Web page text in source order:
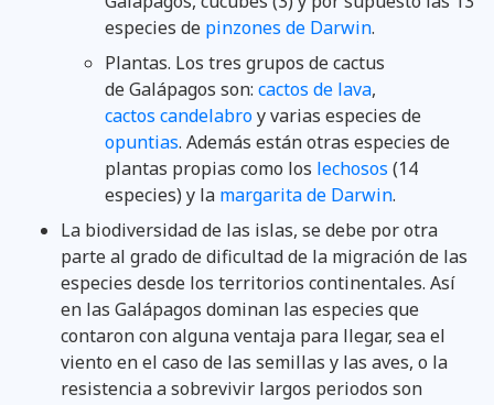
especies de pinzones de Darwin.
Plantas. Los tres grupos de cactus
de Galápagos son: cactos de lava,
cactos candelabroy varias especies de
opuntias. Además están otras especies de
plantas propias como los lechosos (14
especies) y la margarita de Darwin.
La biodiversidad de las islas, se debe por otra
parte al grado de dificultad de la migración de las
especies desde los territorios continentales. Así
en las Galápagos dominan las especies que
contaron con alguna ventaja para llegar, sea el
viento en el caso de las semillas y las aves, o la
resistencia a sobrevivir largos periodos son